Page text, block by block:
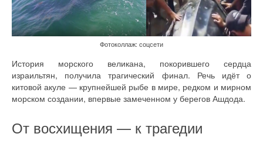
Фотоколлаж: соцсети
История морского великана, покорившего сердца
израильтян, получила трагический финал. Речь идёт о
китовой акуле — крупнейшей рыбе в мире, редком и мирном
морском создании, впервые замеченном у берегов Ашдода.
От восхищения — к трагедии